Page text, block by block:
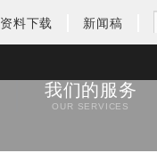
资料下载
新闻稿
我们的服务
OUR SERVICES